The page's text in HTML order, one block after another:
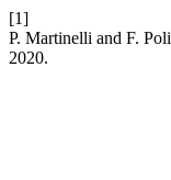
[1]
P. Martinelli and F.
2020.